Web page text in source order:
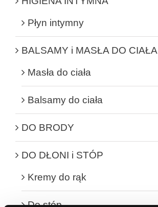
Płyn intymny
BALSAMY i MASŁA DO CIAŁA
Masła do ciała
Balsamy do ciała
DO BRODY
DO DŁONI i STÓP
Kremy do rąk